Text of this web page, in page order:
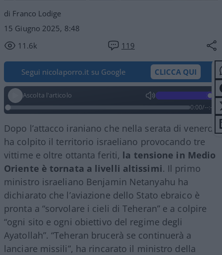
di Franco Lodige
15 Giugno 2025, 8:48
11.6k
119
Segui nicolaporro.it su Google CLICCA QUI
Ascolta l'articolo
0:00/--:--
Dopo l’attacco iraniano che nella serata di venerdì
ha colpito il territorio israeliano provocando tre
vittime e oltre ottanta feriti, la tensione in Medio
Oriente è tornata a livelli altissimi. Il primo
ministro israeliano Benjamin Netanyahu ha
dichiarato che l’aviazione dello Stato ebraico è
pronta a “sorvolare i cieli di Teheran” e a colpire
“ogni sito e ogni obiettivo del regime degli
Ayatollah”. “Teheran brucerà se continuerà a
lanciare missili”, ha rincarato il ministro della